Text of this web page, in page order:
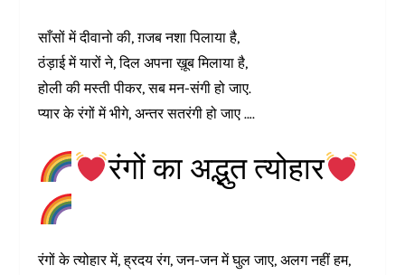
साँसों में दीवानो की, ग़जब नशा पिलाया है,
ठंड़ाई में यारों ने, दिल अपना ख़ूब मिलाया है,
होली की मस्ती पीकर, सब मन-संगी हो जाए.
प्यार के रंगों में भीगे, अन्तर सतरंगी हो जाए ….
रंगों का अद्भुत त्योहार
रंगों के त्योहार में, ह्रदय रंग, जन-जन में घुल जाए, अलग नहीं हम,